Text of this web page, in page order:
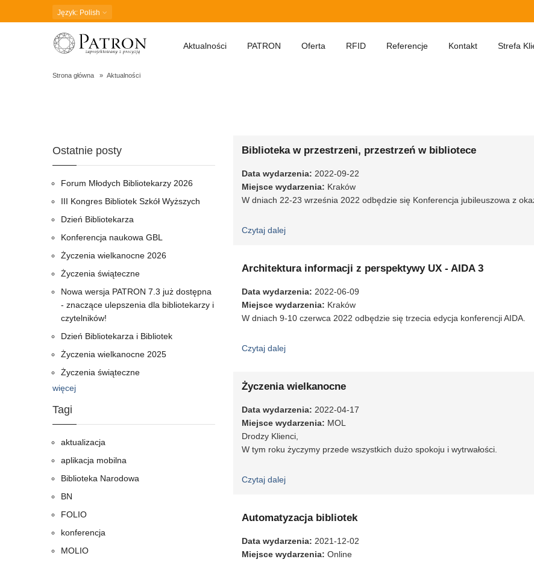
Język: Polish
Aktualności PATRON Oferta RFID Referencje Kontakt Strefa
Strona główna Aktualności
Biblioteka w przestrzeni, przestrzeń w bibliotece
Data wydarzenia: 2022-09-22
Miejsce wydarzenia: Kraków
W dniach 22-23 września 2022 odbędzie się Konferencja jubileuszowa z
Czytaj dalej
Architektura informacji z perspektywy UX - AIDA 3
Data wydarzenia: 2022-06-09
Miejsce wydarzenia: Kraków
W dniach 9-10 czerwca 2022 odbędzie się trzecia edycja konferencji AIDA.
Czytaj dalej
Życzenia wielkanocne
Data wydarzenia: 2022-04-17
Miejsce wydarzenia: MOL
Drodzy Klienci,
W tym roku życzymy przede wszystkich dużo spokoju i wytrwałości.
Czytaj dalej
Automatyzacja bibliotek
Data wydarzenia: 2021-12-02
Miejsce wydarzenia: Online
Ostatnie posty
Forum Młodych Bibliotekarzy 2026
III Kongres Bibliotek Szkół Wyższych
Dzień Bibliotekarza
Konferencja naukowa GBL
Życzenia wielkanocne 2026
Życzenia świąteczne
Nowa wersja PATRON 7.3 już dostępna
- znaczące ulepszenia dla bibliotekarzy i
czytelników!
Dzień Bibliotekarza i Bibliotek
Życzenia wielkanocne 2025
Życzenia świąteczne
więcej
Tagi
aktualizacja
aplikacja mobilna
Biblioteka Narodowa
BN
FOLIO
konferencja
MOLIO